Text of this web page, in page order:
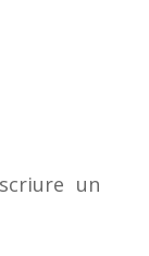
un